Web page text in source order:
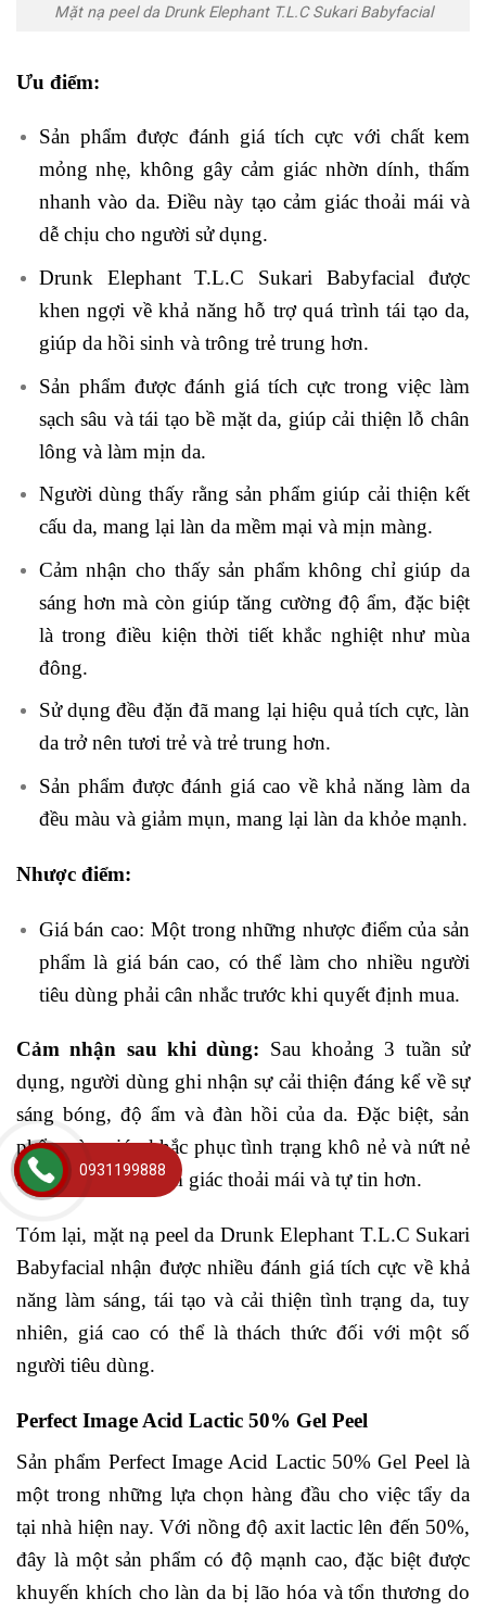
Mặt nạ peel da Drunk Elephant T.L.C Sukari Babyfacial
Ưu điểm:
Sản phẩm được đánh giá tích cực với chất kem
mỏng nhẹ, không gây cảm giác nhờn dính, thấm
nhanh vào da. Điều này tạo cảm giác thoải mái và
dễ chịu cho người sử dụng.
Drunk Elephant T.L.C Sukari Babyfacial được
khen ngợi về khả năng hỗ trợ quá trình tái tạo da,
giúp da hồi sinh và trông trẻ trung hơn.
Sản phẩm được đánh giá tích cực trong việc làm
sạch sâu và tái tạo bề mặt da, giúp cải thiện lỗ chân
lông và làm mịn da.
Người dùng thấy rằng sản phẩm giúp cải thiện kết
cấu da, mang lại làn da mềm mại và mịn màng.
Cảm nhận cho thấy sản phẩm không chỉ giúp da
sáng hơn mà còn giúp tăng cường độ ẩm, đặc biệt
là trong điều kiện thời tiết khắc nghiệt như mùa
đông.
Sử dụng đều đặn đã mang lại hiệu quả tích cực, làn
da trở nên tươi trẻ và trẻ trung hơn.
Sản phẩm được đánh giá cao về khả năng làm da
đều màu và giảm mụn, mang lại làn da khỏe mạnh.
Nhược điểm:
Giá bán cao: Một trong những nhược điểm của sản
phẩm là giá bán cao, có thể làm cho nhiều người
tiêu dùng phải cân nhắc trước khi quyết định mua.
Cảm nhận sau khi dùng: Sau khoảng 3 tuần sử
dụng, người dùng ghi nhận sự cải thiện đáng kể về sự
sáng bóng, độ ẩm và đàn hồi của da. Đặc biệt, sản
phẩm còn giúp khắc phục tình trạng khô nẻ và nứt nẻ
trên da, đem lại cảm giác thoải mái và tự tin hơn.
Tóm lại, mặt nạ peel da Drunk Elephant T.L.C Sukari
Babyfacial nhận được nhiều đánh giá tích cực về khả
năng làm sáng, tái tạo và cải thiện tình trạng da, tuy
nhiên, giá cao có thể là thách thức đối với một số
người tiêu dùng.
Perfect Image Acid Lactic 50% Gel Peel
Sản phẩm Perfect Image Acid Lactic 50% Gel Peel là
một trong những lựa chọn hàng đầu cho việc tẩy da
tại nhà hiện nay. Với nồng độ axit lactic lên đến 50%,
đây là một sản phẩm có độ mạnh cao, đặc biệt được
khuyến khích cho làn da bị lão hóa và tổn thương do
0931199888